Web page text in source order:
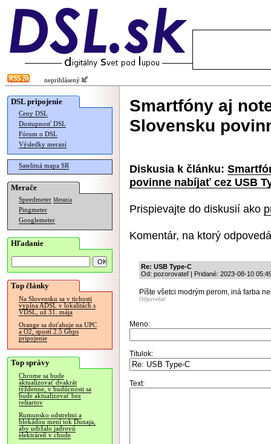
neprihlásený
DSL pripojenie
Ceny DSL
Dostupnosť DSL
Fórum o DSL
Výsledky meraní
Satelitná mapa SR
Merače
Speedmeter Merania
Pingmeter
Googlemeter
Hľadanie
Top články
Na Slovensku sa v tichosti
vypína ADSL v lokalitách s
VDSL, už 31. mája
Orange sa doťahuje na UPC
a O2, spustí 2.5 Gbps
pripojenie
Top správy
Chrome sa bude
aktualizovať dvakrát
týždenne, v budúcnosti sa
bude aktualizovať bez
reštartov
Rumunsko odstrelmi a
blokádou mení tok Dunaja,
aby udržalo jadrovú
elektráreň v chode
Smartfóny aj
Slovensku
Diskusia k článku:
povinne nabíjať cez USB
Prispievajte do diskusií ako
Komentár, na ktorý
Re: USB Type-C
Od: pozorovateľ | Pridané: 2023-08-10
Píšte všetci modrým perom, iná farba
Odpovedať
Meno:
Titulok:
Text: